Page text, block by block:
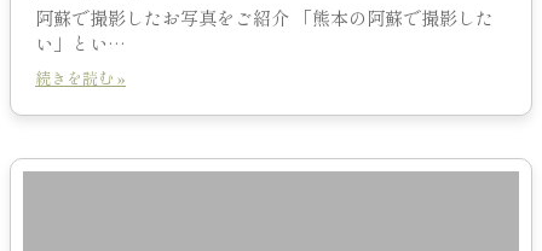
阿蘇で撮影したお写真をご紹介 「熊本の阿蘇で撮影した
い」とい…
続きを読む »